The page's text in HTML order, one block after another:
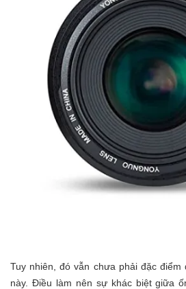
Tuy nhiên, đó vẫn chưa phải đặc điểm
này. Điều làm nên sự khác biệt giữa